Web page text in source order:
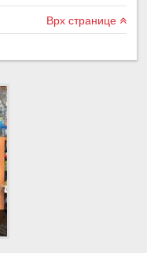
Врх странице